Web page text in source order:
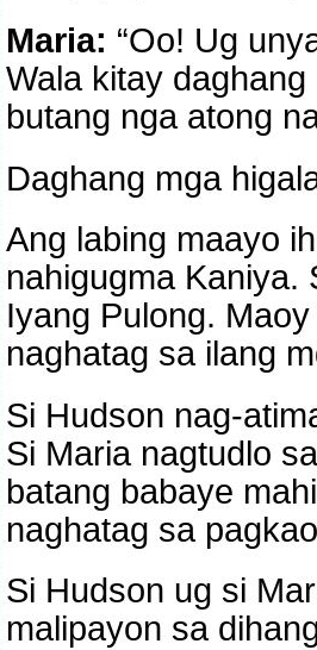
Maria: “Oo! Ug
Wala kitay
butang nga atong
Daghang mga
Ang labing maayo
nahigugma Kaniya.
Iyang Pulong.
naghatag sa ilang
Si Hudson nag-
Si Maria nagtudlo
batang babaye
naghatag sa
Si Hudson ug si
malipayon sa